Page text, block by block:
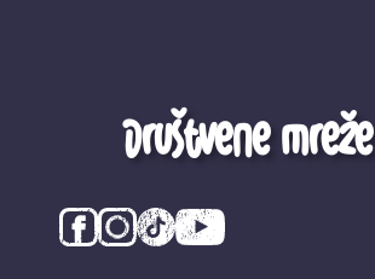
Društvene mreže